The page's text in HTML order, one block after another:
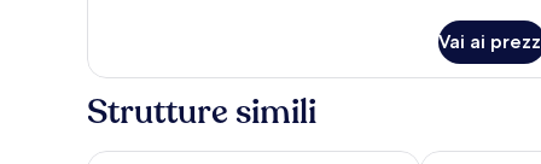
(Free
Hot
Breakfast)
Standard,
letto
con
Vai ai
Strutture simili